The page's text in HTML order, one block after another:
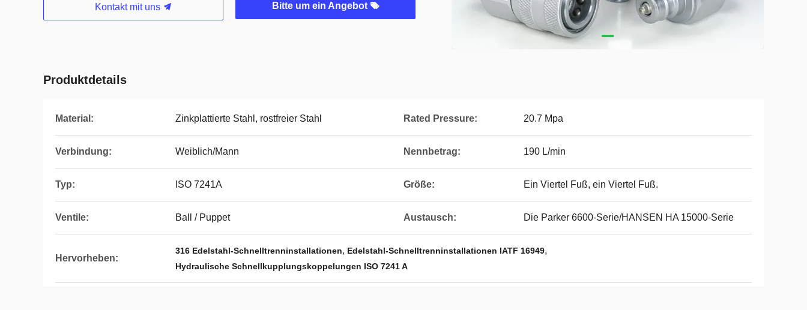
Kontakt mit uns Bitte um ein Angebot
Produktdetails
Material: Zinkplattierte Stahl, rostfreier Stahl Rated Pressure: 20.7 Mpa
Verbindung: Weiblich/Mann Nennbetrag: 190 L/min
Typ: ISO 7241A Größe: Ein Viertel Fuß, ein Viertel Fuß.
Ventile: Ball / Puppet Austausch: Die Parker 6600-Serie/HANSEN HA 15000-Serie
Hervorheben:
316 Edelstahl-Schnelltrenninstallationen, Edelstahl-Schnelltrenninstallationen IATF 16949,
Hydraulische Schnellkupplungskoppelungen ISO 7241 A